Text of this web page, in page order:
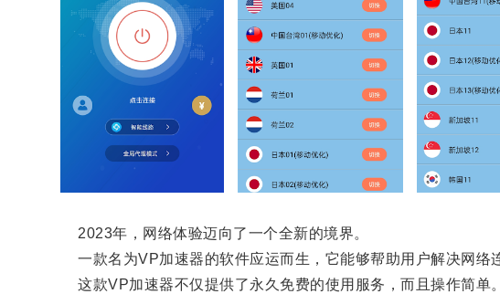
2023年，网络体验迈向了一个全新的境界。
一款名为VP加速器的软件应运而生，它能够帮助用户解决网络
这款VP加速器不仅提供了永久免费的使用服务，而且操作简单。